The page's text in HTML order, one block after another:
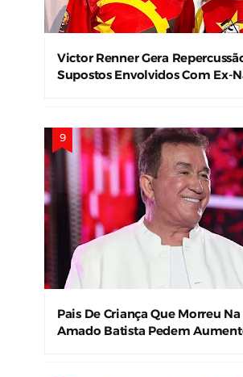
Victor Renner Gera
Supostos Envolvidos Com Ex-
Pais De Criança Que Morreu
Amado Batista Pedem